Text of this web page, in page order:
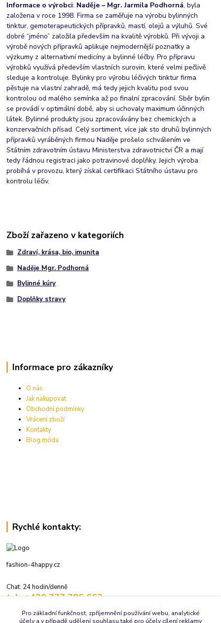
Informace o výrobci: Naděje – Mgr. Jarmila Podhorná, byla
založena v roce 1998. Firma se zaměřuje na výrobu bylinných
tinktur, gemoterapeutických přípravků, mastí, olejů a výluhů. Své
dobré “jméno” založila především na kvalitě výrobků. Při vývoji a
výrobě nových přípravků aplikuje nejmodernější poznatky a
výzkumy z alternativní medicíny a bylinné léčby. Pro přípravu
výrobků využívá především vlastních surovin, které velmi pečlivě
sleduje a kontroluje. Bylinky pro výrobu léčivých tinktur firma
pěstuje na vlastní zahradě, má tedy jejich kvalitu pod svou
kontrolou od malého semínka až po finalní zpracování. Sběr bylin
se provádí v optimální době, aby si uchovaly maximum účinných
látek. Bylinné produkty jsou zpracovávány bez chemických a
konzervačních přísad. Celý sortiment, více jak sto druhů bylinných
přípravků vyráběných firmou Naděje prošelo schválením ve
Státním zdravotním ústavu Ministerstva zdravotnictví ČR a mají
tedy řádnou registraci jako potravinové doplňky. Jejich výroba
probíhá v provozu, který získal certifikaci Státního ústavu pro
kontrolu léčiv.
Zboží zařazeno v kategoriích
Zdraví, krása, bio, imunita
Naděje Mgr. Podhorná
Bylinné kúry
Doplňky stravy
Informace pro zákazníky
O nás
Jak nakupovat
Obchodní podmínky
Vrácení zboží
Kontakty
Blog móda
Rychlé kontakty:
fashion-4happy.cz
Chat: 24 hodin/denně
tel.: +420 777 786 662
Pro základní funkčnost, zpříjemnění používání webu, analytické
účely a v případě udělení souhlasu také pro účely cílení reklamy